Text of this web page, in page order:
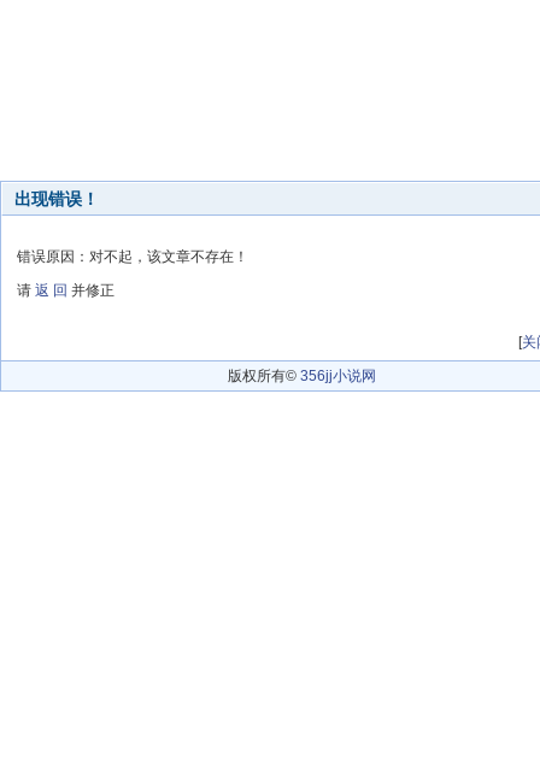
出现错误！
错误原因：对不起，该文章不存在！
请 返 回 并修正
[关
版权所有© 356jj小说网